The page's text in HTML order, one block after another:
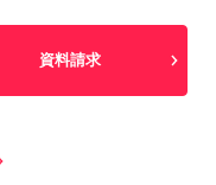
資料請求